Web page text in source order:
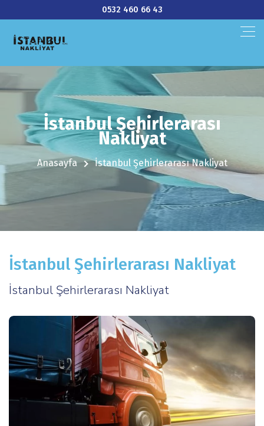
0532 460 66 43
İstanbul Şehirlerarası
Nakliyat
Anasayfa İstanbul Şehirlerarası Nakliyat
İstanbul Şehirlerarası Nakliyat
İstanbul Şehirlerarası Nakliyat